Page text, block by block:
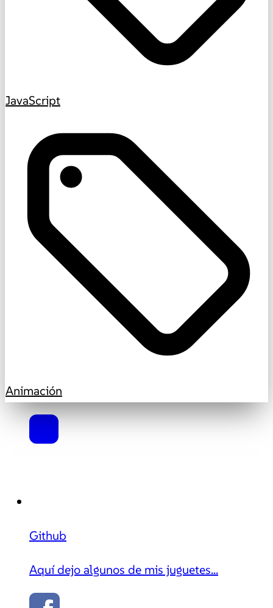
JavaScript
Animación
Github
Aquí dejo algunos de mis juguetes...